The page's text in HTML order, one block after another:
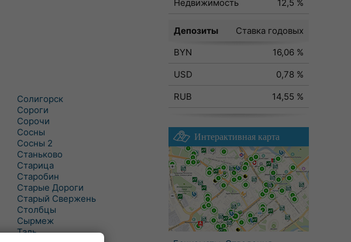
Солигорск
Сороги
Сорочи
Сосны
Сосны 2
Станьково
Старица
Старобин
Старые Дороги
Старый Свержень
Столбцы
Сырмеж
Таль
Недвижимость
12,5 %
Депозиты
Ставка годовых
BYN
16,06 %
USD
0,78 %
RUB
14,55 %
Интерактивная карта